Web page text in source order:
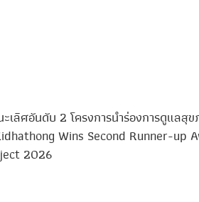
เลิศอันดับ 2 โครงการนำร่องการดูแลสุ
Wins Second Runner-up
2026